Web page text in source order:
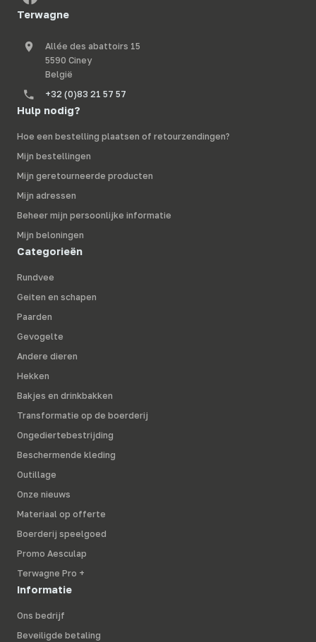
Terwagne
Allée des abattoirs 15
5590 Ciney
België
+32 (0)83 21 57 57
Hulp nodig?
Hoe een bestelling plaatsen of retourzendingen?
Mijn bestellingen
Mijn geretourneerde producten
Mijn adressen
Beheer mijn persoonlijke informatie
Mijn beloningen
Categorieën
Rundvee
Geiten en schapen
Paarden
Gevogelte
Andere dieren
Hekken
Bakjes en drinkbakken
Transformatie op de boerderij
Ongediertebestrijding
Beschermende kleding
Outillage
Onze nieuws
Materiaal op offerte
Boerderij speelgoed
Promo Aesculap
Terwagne Pro +
Informatie
Ons bedrijf
Beveiligde betaling